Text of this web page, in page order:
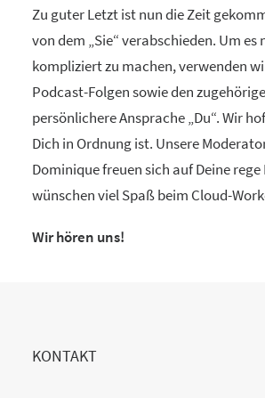
Zu guter Letzt ist nun die Zeit
von dem „Sie“ verabschieden. Um
kompliziert zu machen, verwenden
Podcast-Folgen sowie den
persönlichere Ansprache „Du“. Wir
Dich in Ordnung ist. Unsere
Dominique freuen sich auf Deine
wünschen viel Spaß beim Cloud-
Wir hören uns!
KONTAKT